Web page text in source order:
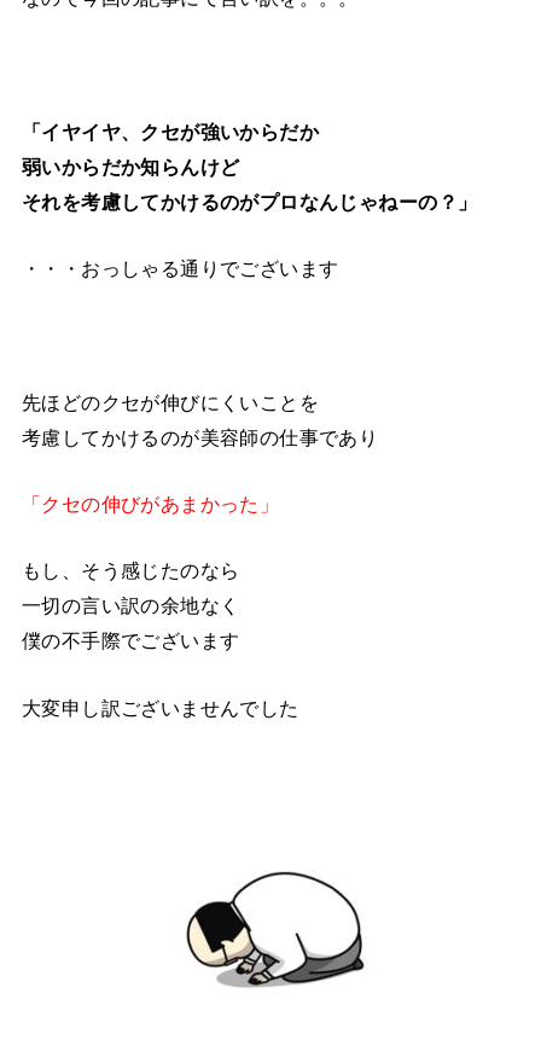
「イヤイヤ、クセが強いからだか
弱いからだか知らんけど
それを考慮してかけるのがプロなんじゃねーの？」
・・・おっしゃる通りでございます
先ほどのクセが伸びにくいことを
考慮してかけるのが美容師の仕事であり
「クセの伸びがあまかった」
もし、そう感じたのなら
一切の言い訳の余地なく
僕の不手際でございます
大変申し訳ございませんでした